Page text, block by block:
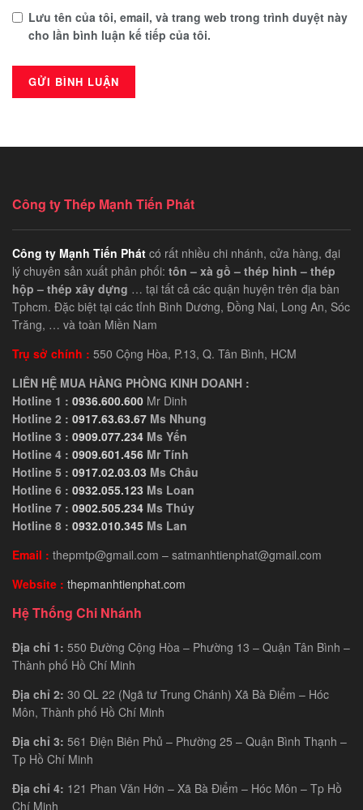
Lưu tên của tôi, email, và trang web trong trình duyệt này
cho lần bình luận kế tiếp của tôi.
Công ty Thép Mạnh Tiến Phát
Công ty Mạnh Tiến Phát có rất nhiều chi nhánh, cửa hàng, đại
lý chuyên sản xuất phân phối: tôn – xà gồ – thép hình – thép
hộp – thép xây dựng … tại tất cả các quận huyện trên địa bàn
Tphcm. Đặc biệt tại các tỉnh Bình Dương, Đồng Nai, Long An, Sóc
Trăng, … và toàn Miền Nam
Trụ sở chính : 550 Cộng Hòa, P.13, Q. Tân Bình, HCM
LIÊN HỆ MUA HÀNG PHÒNG KINH DOANH :
Hotline 1 : 0936.600.600 Mr Dinh
Hotline 2 : 0917.63.63.67 Ms Nhung
Hotline 3 : 0909.077.234 Ms Yến
Hotline 4 : 0909.601.456 Mr Tính
Hotline 5 : 0917.02.03.03 Ms Châu
Hotline 6 : 0932.055.123 Ms Loan
Hotline 7 : 0902.505.234 Ms Thúy
Hotline 8 : 0932.010.345 Ms Lan
Email : thepmtp@gmail.com – satmanhtienphat@gmail.com
Website : thepmanhtienphat.com
Hệ Thống Chi Nhánh
Địa chỉ 1: 550 Đường Cộng Hòa – Phường 13 – Quận Tân Bình –
Thành phố Hồ Chí Minh
Địa chỉ 2: 30 QL 22 (Ngã tư Trung Chánh) Xã Bà Điểm – Hóc
Môn, Thành phố Hồ Chí Minh
Địa chỉ 3: 561 Điện Biên Phủ – Phường 25 – Quận Bình Thạnh –
Tp Hồ Chí Minh
Địa chỉ 4: 121 Phan Văn Hớn – Xã Bà Điểm – Hóc Môn – Tp Hồ
Chí Minh